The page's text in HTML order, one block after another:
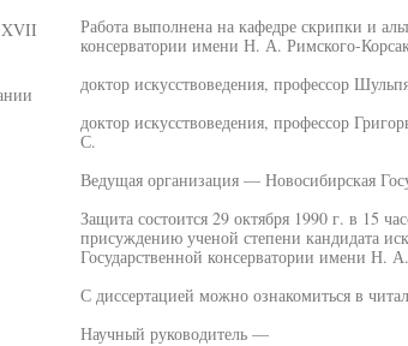
Работа выполнена на кафедре скрипки и
консерватории имени Н. А. Римского-
доктор искусствоведения, профессор
доктор искусствоведения, профессор
С.
Ведущая организация — Новосибирская
Защита состоится 29 октября 1990 г. в 15
присуждению ученой степени кандидата
Государственной консерватории имени Н.
С диссертацией можно ознакомиться в
Научный руководитель —
XVII